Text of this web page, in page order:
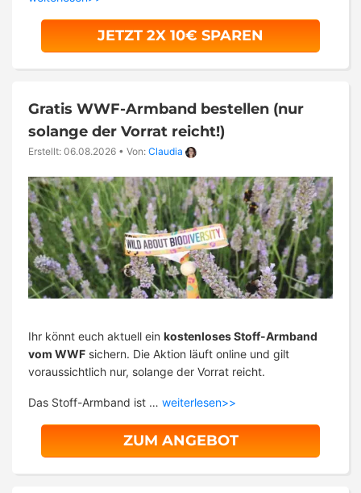
JETZT 2X 10€ SPAREN
Gratis WWF-Armband bestellen (nur
solange der Vorrat reicht!)
Erstellt: 06.08.2026 • Von: Claudia
Ihr könnt euch aktuell ein kostenloses Stoff-Armband
vom WWF sichern. Die Aktion läuft online und gilt
voraussichtlich nur, solange der Vorrat reicht.
Das Stoff-Armband ist … weiterlesen>>
ZUM ANGEBOT